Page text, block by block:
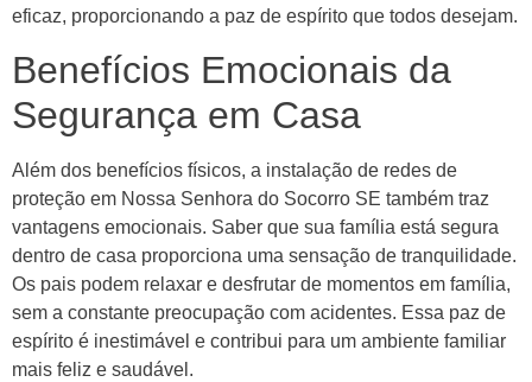
eficaz, proporcionando a paz de espírito que todos desejam.
Benefícios Emocionais da
Segurança em Casa
Além dos benefícios físicos, a instalação de redes de
proteção em Nossa Senhora do Socorro SE também traz
vantagens emocionais. Saber que sua família está segura
dentro de casa proporciona uma sensação de tranquilidade.
Os pais podem relaxar e desfrutar de momentos em família,
sem a constante preocupação com acidentes. Essa paz de
espírito é inestimável e contribui para um ambiente familiar
mais feliz e saudável.